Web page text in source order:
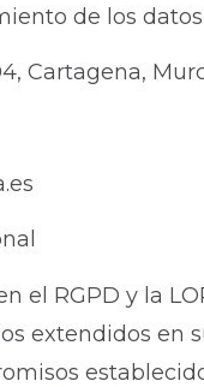
de los
Cartagena,
el RGPD y la
extendidos en